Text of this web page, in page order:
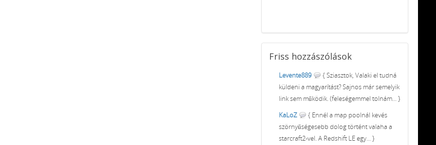
Friss hozzászólások
Levente889
{ Sziasztok, Valaki el tudná
küldeni a magyarítást? Sajnos már semelyik
link sem működik. (feleségemmel tolnám... }
KaLoZ
{ Ennél a map poolnál kevés
szörnyűségesebb dolog történt valaha a
starcraft2-vel. A Redshift LE egy... }